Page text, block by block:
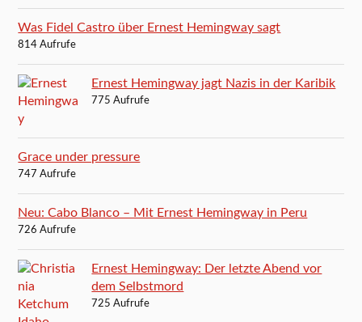
Was Fidel Castro über Ernest Hemingway sagt
814 Aufrufe
Ernest Hemingway jagt Nazis in der Karibik
775 Aufrufe
Grace under pressure
747 Aufrufe
Neu: Cabo Blanco – Mit Ernest Hemingway in Peru
726 Aufrufe
Ernest Hemingway: Der letzte Abend vor
dem Selbstmord
725 Aufrufe